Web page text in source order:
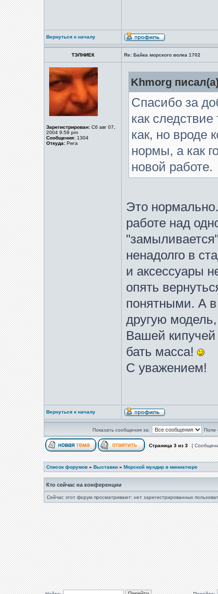
Вернуться к началу
ТЭЛНИЕК Re: Байка морского волка 1702
Зарегистрирован: Сб авг 07,
2004 9:59 pm
Сообщения: 1304
Откуда: Рига
Khmorg
Спасибо за
как
как, но вроде
нормы, а как
новой работе.
Это
работе над
ненадолго в
и аксессуары
опять
понятными. А в
другую
Вашей кипучей
бать масса!
С уважением!
Вернуться к началу
Показать сообщения за: Поле
Страница3из3 [
Список форумов » Выставки » Морской мундир в миниатюре
Кто сейчас на конференции
Сейчас этот форум просматривают: нет зарегистрированных